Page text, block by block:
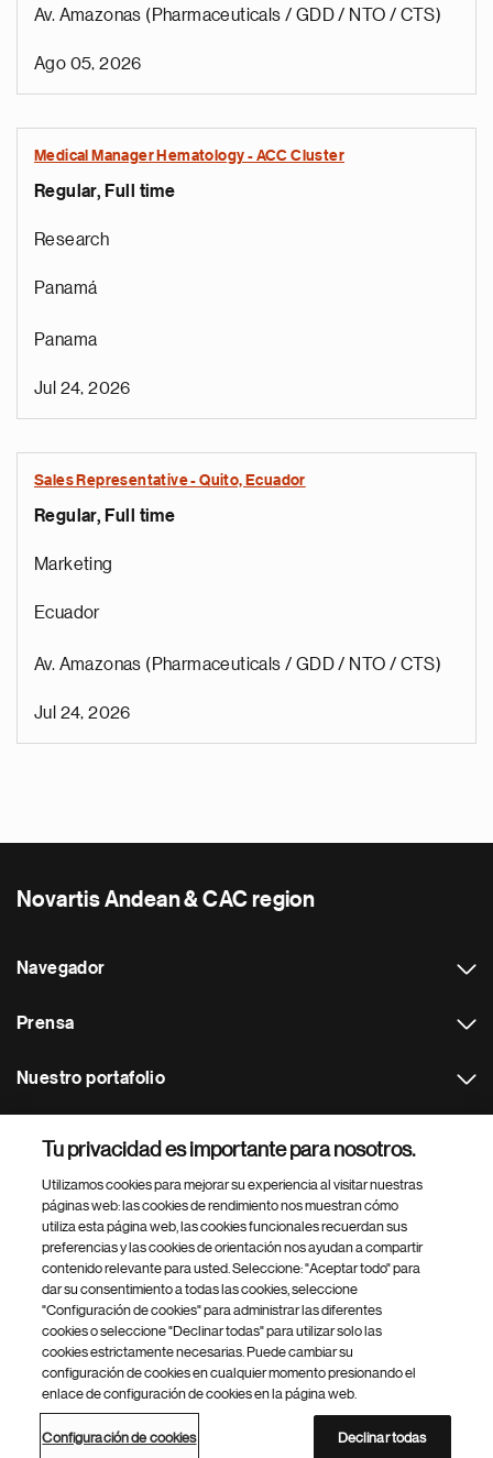
Av. Amazonas (Pharmaceuticals / GDD / NTO / CTS)
Ago 05, 2026
Medical Manager Hematology - ACC Cluster
Regular, Full time
Research
Panamá
Panama
Jul 24, 2026
Sales Representative - Quito, Ecuador
Regular, Full time
Marketing
Ecuador
Av. Amazonas (Pharmaceuticals / GDD / NTO / CTS)
Jul 24, 2026
Novartis Andean & CAC region
Navegador
Prensa
Nuestro portafolio
Footer Site Search
inferior
del
© 2026 Novartis AG
Política de privacidad Términos de uso
Accesibilidad
Configuración de cookies
Mapa del sitio
Tu privacidad es importante para nosotros.
Utilizamos cookies para mejorar su experiencia al visitar nuestras
páginas web: las cookies de rendimiento nos muestran cómo
utiliza esta página web, las cookies funcionales recuerdan sus
preferencias y las cookies de orientación nos ayudan a compartir
contenido relevante para usted. Seleccione: "Aceptar todo" para
dar su consentimiento a todas las cookies, seleccione
"Configuración de cookies" para administrar las diferentes
cookies o seleccione "Declinar todas" para utilizar solo las
cookies estrictamente necesarias. Puede cambiar su
configuración de cookies en cualquier momento presionando el
enlace de configuración de cookies en la página web.
Configuración de cookies Declinar todas